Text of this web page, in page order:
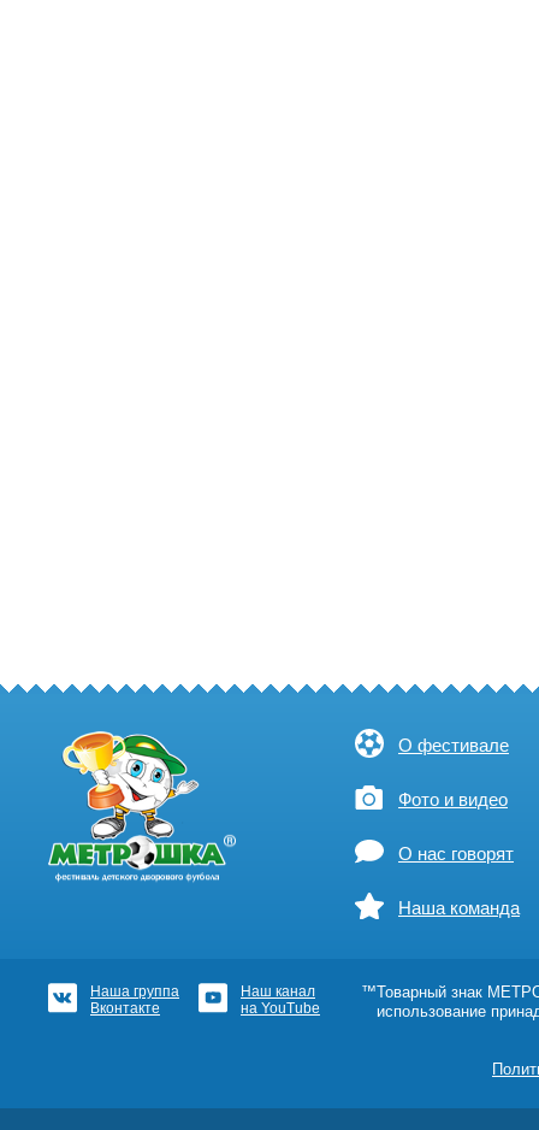
О фестивале
Фото и видео
О нас говорят
Наша команда
Наша группа
Вконтакте
Наш канал
на YouTube
™Товарный знак
использование